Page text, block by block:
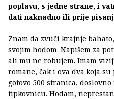
poplavu, s jedne strane, i
dati naknadno ili prije
Znam da zvuči krajnje
svojim hodom. Napišem za
ali mu ne robujem. Imam
romane, čak i ova dva koja
gotovo 500 stranica,
tipkovnicu. Hodam,